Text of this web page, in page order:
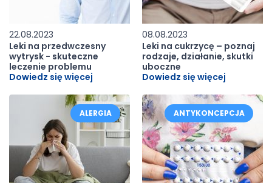
22.08.2023
Leki na przedwczesny
wytrysk - skuteczne
leczenie problemu
Dowiedz się więcej
08.08.2023
Leki na cukrzycę – poznaj
rodzaje, działanie, skutki
uboczne
Dowiedz się więcej
ALERGIA ANTYKONCEPCJA